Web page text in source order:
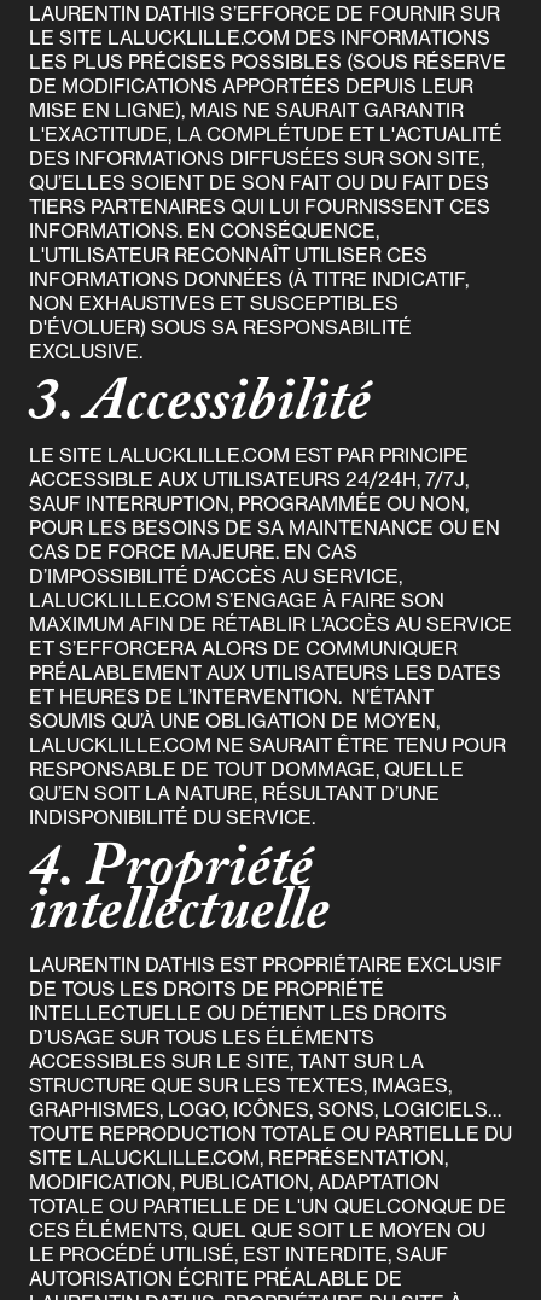
LAURENTIN DATHIS S’EFFORCE DE FOURNIR SUR
LE SITE LALUCKLILLE.COM DES INFORMATIONS
LES PLUS PRÉCISES POSSIBLES (SOUS RÉSERVE
DE MODIFICATIONS APPORTÉES DEPUIS LEUR
MISE EN LIGNE), MAIS NE SAURAIT GARANTIR
L'EXACTITUDE, LA COMPLÉTUDE ET L'ACTUALITÉ
DES INFORMATIONS DIFFUSÉES SUR SON SITE,
QU’ELLES SOIENT DE SON FAIT OU DU FAIT DES
TIERS PARTENAIRES QUI LUI FOURNISSENT CES
INFORMATIONS. EN CONSÉQUENCE,
L'UTILISATEUR RECONNAÎT UTILISER CES
INFORMATIONS DONNÉES (À TITRE INDICATIF,
NON EXHAUSTIVES ET SUSCEPTIBLES
D'ÉVOLUER) SOUS SA RESPONSABILITÉ
EXCLUSIVE.
3. Accessibilité
LE SITE LALUCKLILLE.COM EST PAR PRINCIPE
ACCESSIBLE AUX UTILISATEURS 24/24H, 7/7J,
SAUF INTERRUPTION, PROGRAMMÉE OU NON,
POUR LES BESOINS DE SA MAINTENANCE OU EN
CAS DE FORCE MAJEURE. EN CAS
D’IMPOSSIBILITÉ D’ACCÈS AU SERVICE,
LALUCKLILLE.COM S’ENGAGE À FAIRE SON
MAXIMUM AFIN DE RÉTABLIR L’ACCÈS AU SERVICE
ET S’EFFORCERA ALORS DE COMMUNIQUER
PRÉALABLEMENT AUX UTILISATEURS LES DATES
ET HEURES DE L’INTERVENTION. N’ÉTANT
SOUMIS QU’À UNE OBLIGATION DE MOYEN,
LALUCKLILLE.COM NE SAURAIT ÊTRE TENU POUR
RESPONSABLE DE TOUT DOMMAGE, QUELLE
QU’EN SOIT LA NATURE, RÉSULTANT D’UNE
INDISPONIBILITÉ DU SERVICE.
4. Propriété
intellectuelle
LAURENTIN DATHIS EST PROPRIÉTAIRE EXCLUSIF
DE TOUS LES DROITS DE PROPRIÉTÉ
INTELLECTUELLE OU DÉTIENT LES DROITS
D’USAGE SUR TOUS LES ÉLÉMENTS
ACCESSIBLES SUR LE SITE, TANT SUR LA
STRUCTURE QUE SUR LES TEXTES, IMAGES,
GRAPHISMES, LOGO, ICÔNES, SONS, LOGICIELS…
TOUTE REPRODUCTION TOTALE OU PARTIELLE DU
SITE LALUCKLILLE.COM, REPRÉSENTATION,
MODIFICATION, PUBLICATION, ADAPTATION
TOTALE OU PARTIELLE DE L'UN QUELCONQUE DE
CES ÉLÉMENTS, QUEL QUE SOIT LE MOYEN OU
LE PROCÉDÉ UTILISÉ, EST INTERDITE, SAUF
AUTORISATION ÉCRITE PRÉALABLE DE